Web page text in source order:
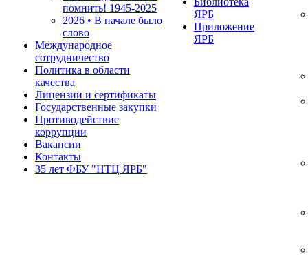
помнить! 1945-2025
2026 • В начале было
слово
Международное
сотрудничество
Политика в области
качества
Лицензии и сертификаты
Государственные закупки
Противодействие
коррупции
Вакансии
Контакты
35 лет ФБУ "НТЦ ЯРБ"
ЯРБ
Приложение
ЯРБ